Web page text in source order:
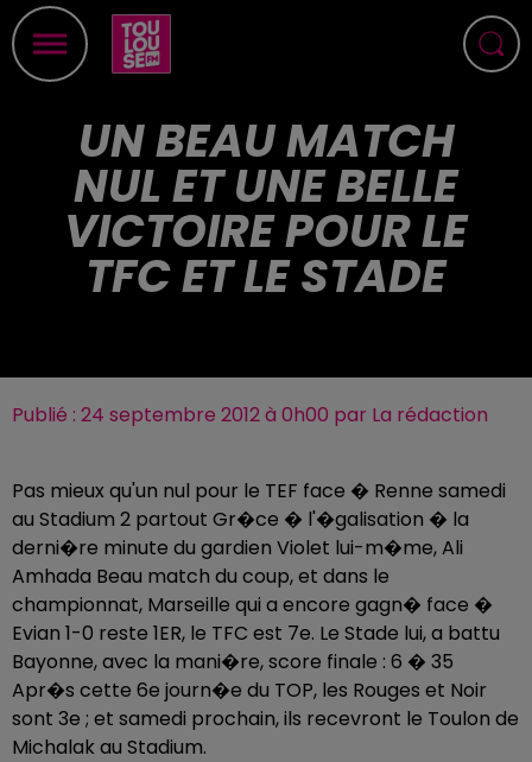
UN BEAU MATCH
NUL ET UNE BELLE
VICTOIRE POUR LE
TFC ET LE STADE
Publié : 24 septembre 2012 à 0h00 par La rédaction
Pas mieux qu'un nul pour le TEF face � Renne samedi
au Stadium 2 partout Gr�ce � l'�galisation � la
derni�re minute du gardien Violet lui-m�me, Ali
Amhada Beau match du coup, et dans le
championnat, Marseille qui a encore gagn� face �
Evian 1-0 reste 1ER, le TFC est 7e. Le Stade lui, a battu
Bayonne, avec la mani�re, score finale : 6 � 35
Apr�s cette 6e journ�e du TOP, les Rouges et Noir
sont 3e ; et samedi prochain, ils recevront le Toulon de
Michalak au Stadium.